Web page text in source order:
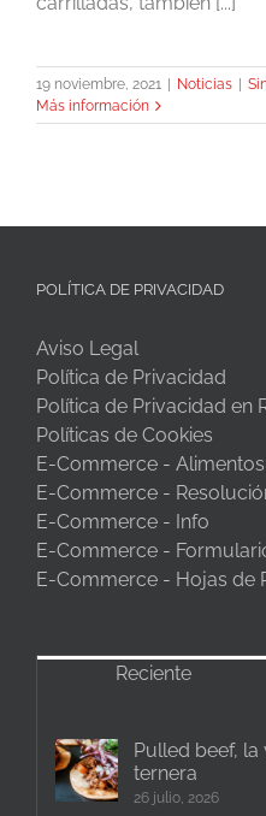
19 noviembre, 2021 Noticias
Más información
POLÍTICA DE PRIVACIDAD
Aviso Legal
Política de Privacidad
Política de Privacidad en
Políticas de Cookies
E-Commerce -
E-Commerce -
E-Commerce - Info
E-Commerce -
E-Commerce - Hojas de
Reciente
Pulled beef,
ternera
26 julio, 2026